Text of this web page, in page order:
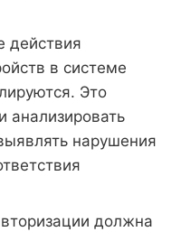
действия
в системе
Это
анализировать
нарушения
должна